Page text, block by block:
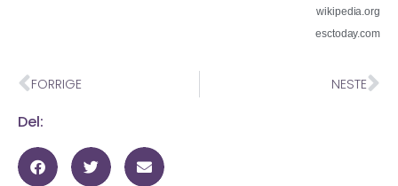
wikipedia.org
esctoday.com
FORRIGE NESTE
Del: